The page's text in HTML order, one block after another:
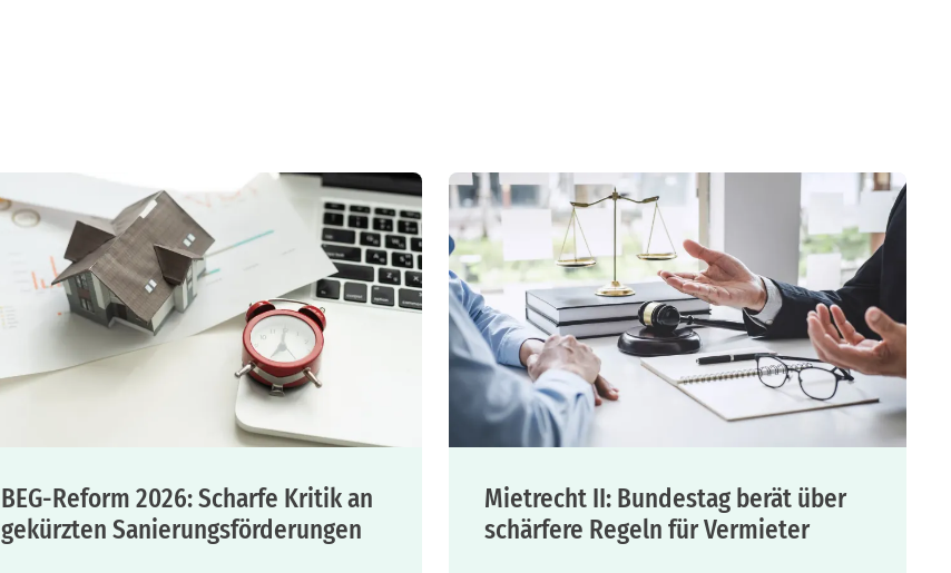
BEG-Reform 2026: Scharfe Kritik an
gekürzten Sanierungsförderungen
Mietrecht II: Bundestag berät über
schärfere Regeln für Vermieter